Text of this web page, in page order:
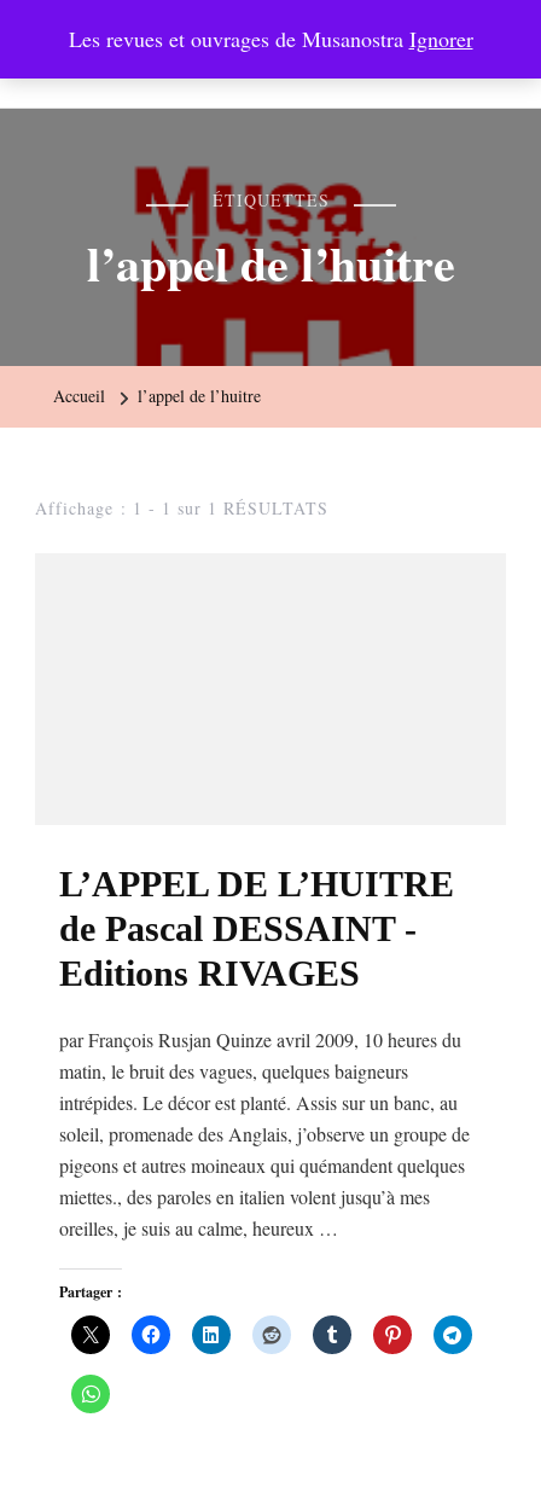
Les revues et ouvrages de Musanostra Ignorer
Musanostra
ÉTIQUETTES
l’appel de l’huitre
Accueil l’appel de l’huitre
Affichage : 1 - 1 sur 1 RÉSULTATS
L’APPEL DE L’HUITRE
de Pascal DESSAINT -
Editions RIVAGES
par François Rusjan Quinze avril 2009, 10 heures du
matin, le bruit des vagues, quelques baigneurs
intrépides. Le décor est planté. Assis sur un banc, au
soleil, promenade des Anglais, j’observe un groupe de
pigeons et autres moineaux qui quémandent quelques
miettes., des paroles en italien volent jusqu’à mes
oreilles, je suis au calme, heureux …
Partager :